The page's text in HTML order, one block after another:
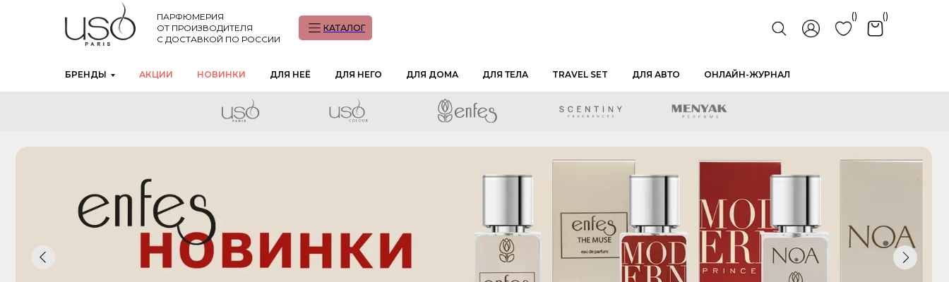
ПАРФЮМЕРИЯ
ОТ ПРОИЗВОДИТЕЛЯ
С ДОСТАВКОЙ ПО РОССИИ
()
()
КАТАЛОГ
БРЕНДЫ АКЦИИ НОВИНКИ ДЛЯ НЕЁ ДЛЯ НЕГО ДЛЯ ДОМА ДЛЯ ТЕЛА TRAVEL SET ДЛЯ АВТО ОНЛАЙН-ЖУРНАЛ